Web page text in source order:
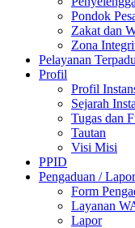
Pondok
Zakat dan
Zona
Pelayanan
Profil
Profil
Sejarah
Tugas dan
Tautan
Visi Misi
PPID
Pengaduan / Lapor
Form
Layanan
Lapor